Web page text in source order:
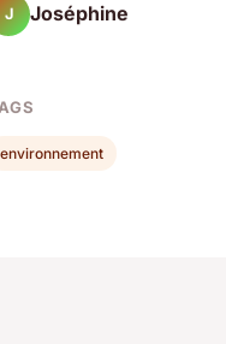
J Joséphine
environnement